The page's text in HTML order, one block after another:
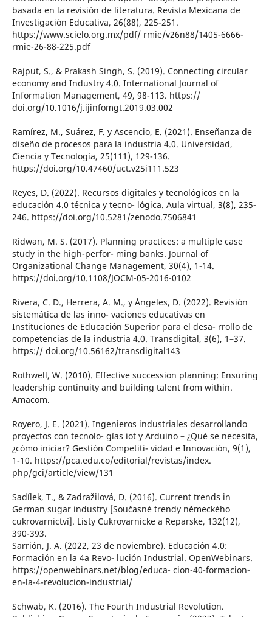
basada en la revisión de literatura. Revista Mexicana de
Investigación Educativa, 26(88), 225-251.
https://www.scielo.org.mx/pdf/ rmie/v26n88/1405-6666-
rmie-26-88-225.pdf
Rajput, S., & Prakash Singh, S. (2019). Connecting circular
economy and Industry 4.0. International Journal of
Information Management, 49, 98-113. https://
doi.org/10.1016/j.ijinfomgt.2019.03.002
Ramírez, M., Suárez, F. y Ascencio, E. (2021). Enseñanza de
diseño de procesos para la industria 4.0. Universidad,
Ciencia y Tecnología, 25(111), 129-136.
https://doi.org/10.47460/uct.v25i111.523
Reyes, D. (2022). Recursos digitales y tecnológicos en la
educación 4.0 técnica y tecno- lógica. Aula virtual, 3(8), 235-
246. https://doi.org/10.5281/zenodo.7506841
Ridwan, M. S. (2017). Planning practices: a multiple case
study in the high-perfor- ming banks. Journal of
Organizational Change Management, 30(4), 1-14.
https://doi.org/10.1108/JOCM-05-2016-0102
Rivera, C. D., Herrera, A. M., y Ángeles, D. (2022). Revisión
sistemática de las inno- vaciones educativas en
Instituciones de Educación Superior para el desa- rrollo de
competencias de la industria 4.0. Transdigital, 3(6), 1–37.
https:// doi.org/10.56162/transdigital143
Rothwell, W. (2010). Effective succession planning: Ensuring
leadership continuity and building talent from within.
Amacom.
Royero, J. E. (2021). Ingenieros industriales desarrollando
proyectos con tecnolo- gías iot y Arduino – ¿Qué se necesita,
¿cómo iniciar? Gestión Competiti- vidad e Innovación, 9(1),
1-10. https://pca.edu.co/editorial/revistas/index.
php/gci/article/view/131
Sadílek, T., & Zadražilová, D. (2016). Current trends in
German sugar industry [Současné trendy německého
cukrovarnictví]. Listy Cukrovarnicke a Reparske, 132(12),
390-393.
Sarrión, J. A. (2022, 23 de noviembre). Educación 4.0:
Formación en la 4a Revo- lución Industrial. OpenWebinars.
https://openwebinars.net/blog/educa- cion-40-formacion-
en-la-4-revolucion-industrial/
Schwab, K. (2016). The Fourth Industrial Revolution.